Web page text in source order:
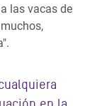
las vacas de